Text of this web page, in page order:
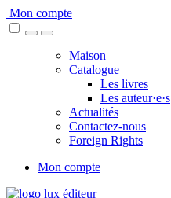
Skip
to
Mon compte
Maison
Catalogue
Les livres
Les auteur·e·s
Actualités
Contactez-nous
Foreign Rights
Mon compte